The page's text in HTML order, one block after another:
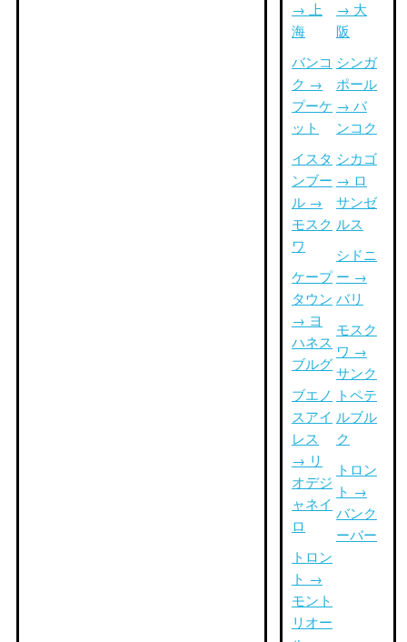
→ 上
海
バンコ
ク →
プーケ
ット
イスタ
ンブー
ル →
モスク
ワ
ケープ
タウン
→ ヨ
ハネス
ブルグ
ブエノ
スアイ
レス
→ リ
オデジ
ャネイ
ロ
トロン
ト →
モント
リオー
→ 大
阪
シンガ
ポール
→ バ
ンコク
シカゴ
→ ロ
サンゼ
ルス
シドニ
ー →
バリ
モスク
ワ →
サンク
トペテ
ルブル
ク
トロン
ト →
バンク
ーバー